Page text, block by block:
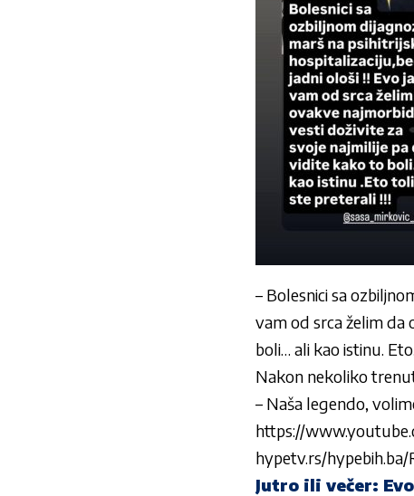
– Bolesnici sa
vam od srca želim da
boli… ali kao istinu.
Nakon nekoliko
– Naša legendo,
https://
hypetv.rs/hypebih.ba/
Jutro ili večer: